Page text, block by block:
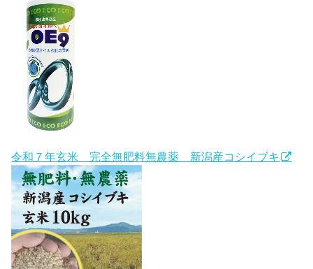
令和７年玄米 完全無肥料無農薬 新潟産コシイブキ